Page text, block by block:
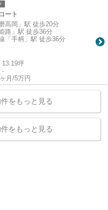
ート
高岡」駅 徒歩20分
路」駅 徒歩36分
「手柄」駅 徒歩36分
13.19坪
-
月/5万円
をもっと見る
をもっと見る